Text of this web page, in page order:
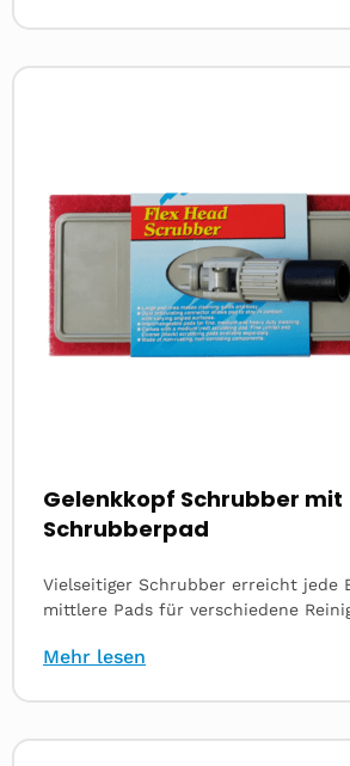
Gelenkkopf Schrubber mit
Schrubberpad
Vielseitiger Schrubber erreicht jede
mittlere Pads für verschiedene
Mehr lesen
Read
Read